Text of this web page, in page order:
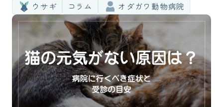
ウサギ コラム オダガワ動物病院